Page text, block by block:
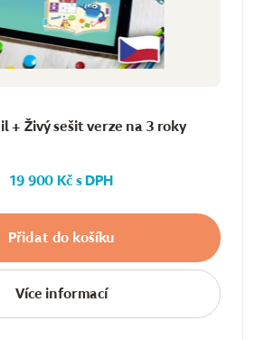
+ Živý sešit verze na 3 roky
19 900 Kč s DPH
Přidat do košíku
Více informací